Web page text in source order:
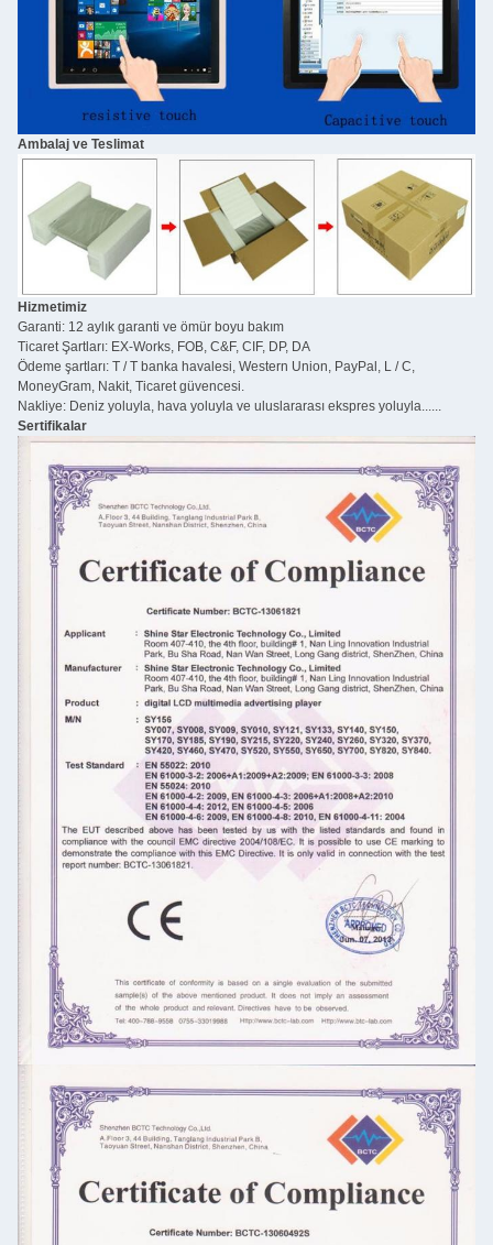
Ambalaj ve Teslimat
Hizmetimiz
Garanti: 12 aylık garanti ve ömür boyu bakım
Ticaret Şartları: EX-Works, FOB, C&F, CIF, DP, DA
Ödeme şartları: T / T banka havalesi, Western Union, PayPal, L / C,
MoneyGram, Nakit, Ticaret güvencesi.
Nakliye: Deniz yoluyla, hava yoluyla ve uluslararası ekspres yoluyla......
Sertifikalar